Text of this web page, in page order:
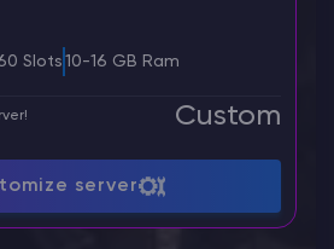
Slots 10-16 GB Ram
Custom
server